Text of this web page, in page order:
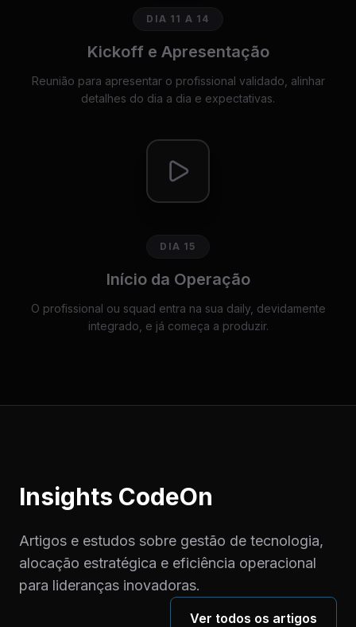
DIA 11 A 14
Kickoff e Apresentação
Reunião para apresentar o profissional validado, alinhar
detalhes do dia a dia e expectativas.
DIA 15
Início da Operação
O profissional ou squad entra na sua daily, devidamente
integrado, e já começa a produzir.
Insights CodeOn
Artigos e estudos sobre gestão de tecnologia,
alocação estratégica e eficiência operacional
para lideranças inovadoras.
Ver todos os artigos